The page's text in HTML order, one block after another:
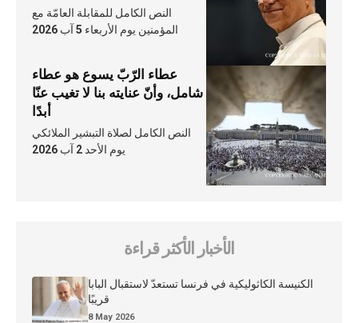
النص الكامل للمقابلة العامّة مع
المؤمنين يوم الأربعاء 5 آب 2026
عطاء الرّبّ يسوع هو عطاء
شامل، وأنّ عنايته بنا لا تغيب عنّا
أبدًا
النص الكامل لصلاة التبشير الملائكي
يوم الأحد 2 آب 2026
الأخبار الأكثر قراءة
الكنيسة الكاثوليكية في فرنسا تستعدّ لاستقبال البابا
قريبًا
8 May 2026